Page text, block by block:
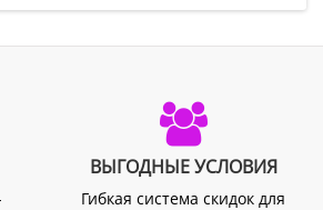
наплечником ИДЕАЛЬНЫЕ
ВЫГОДНЫЕ УСЛОВИЯ
Гибкая система скидок для